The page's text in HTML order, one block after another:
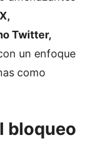
X,
Twitter,
un enfoque
como
bloqueo